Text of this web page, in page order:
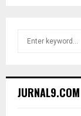
h
JURNAL9.COM